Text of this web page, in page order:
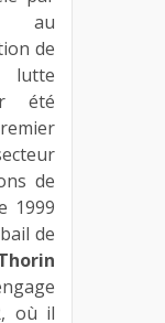
au
de
lutte
été
de
1999
de
où il